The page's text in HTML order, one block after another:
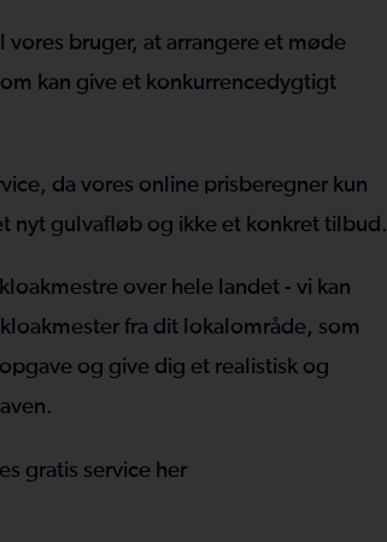
vores bruger, at arrangere et møde
kan give et konkurrencedygtigt
da vores online prisberegner kun
nyt gulvafløb og ikke et konkret tilbud.
over hele landet - vi kan
fra dit lokalområde, som
og give dig et realistisk og
gratis service her